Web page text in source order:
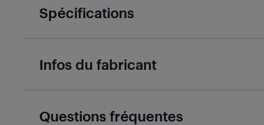
Spécifications
Infos du fabricant
Questions fréquentes